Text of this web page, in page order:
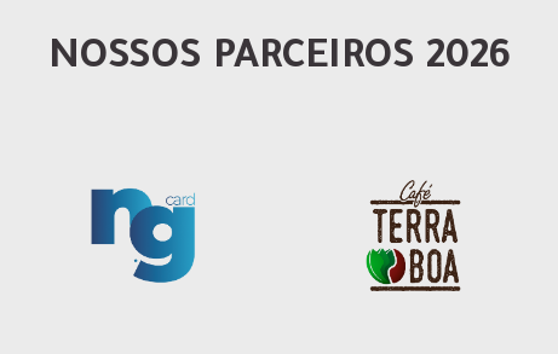
NOSSOS PARCEIROS 2026